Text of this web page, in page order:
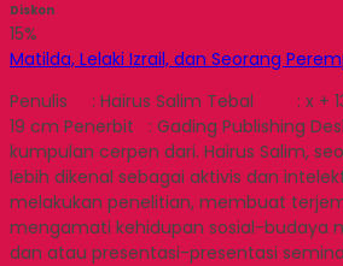
Diskon
15%
Matilda, Lelaki Izrail, dan Seorang
Penulis : Hairus Salim Tebal : x +
19 cm Penerbit : Gading Publishing
kumpulan cerpen dari. Hairus Salim,
lebih dikenal sebagai aktivis dan
melakukan penelitian, membuat
mengamati kehidupan sosial-budaya
dan atau presentasi-presentasi